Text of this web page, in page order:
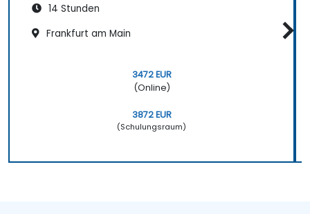
14 Stunden
Frankfurt am Main
3472 EUR
(Online)
3872 EUR
(Schulungsraum)